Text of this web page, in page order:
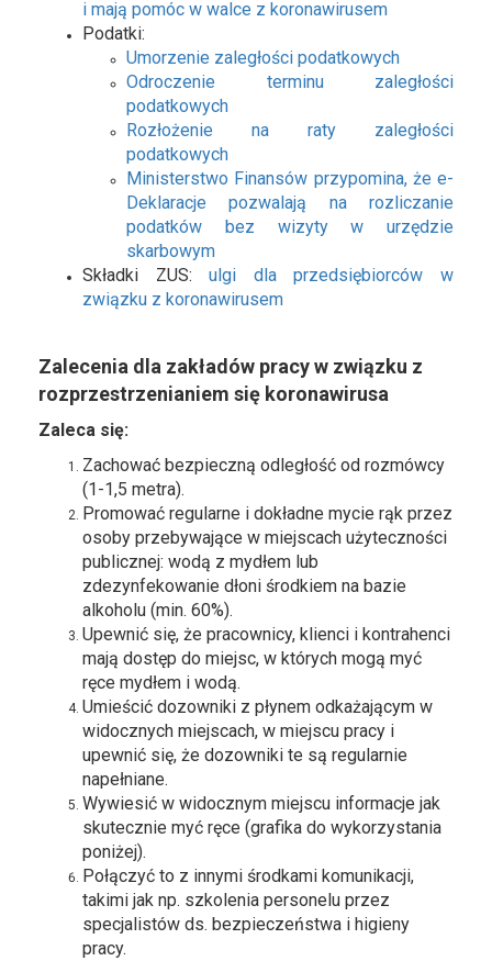
i mają pomóc w walce z koronawirusem
Podatki:
Umorzenie zaległości podatkowych
Odroczenie terminu zaległości
podatkowych
Rozłożenie na raty zaległości
podatkowych
Ministerstwo Finansów przypomina, że e-
Deklaracje pozwalają na rozliczanie
podatków bez wizyty w urzędzie
skarbowym
Składki ZUS:ulgi dla przedsiębiorców w
związku z koronawirusem
Zalecenia dla zakładów pracy w związku z
rozprzestrzenianiem się koronawirusa
Zaleca się:
Zachować bezpieczną odległość od rozmówcy
(1-1,5 metra).
Promować regularne i dokładne mycie rąk przez
osoby przebywające w miejscach użyteczności
publicznej: wodą z mydłem lub
zdezynfekowanie dłoni środkiem na bazie
alkoholu (min. 60%).
Upewnić się, że pracownicy, klienci i kontrahenci
mają dostęp do miejsc, w których mogą myć
ręce mydłem i wodą.
Umieścić dozowniki z płynem odkażającym w
widocznych miejscach, w miejscu pracy i
upewnić się, że dozowniki te są regularnie
napełniane.
Wywiesić w widocznym miejscu informacje jak
skutecznie myć ręce (grafika do wykorzystania
poniżej).
Połączyć to z innymi środkami komunikacji,
takimi jak np. szkolenia personelu przez
specjalistów ds. bezpieczeństwa i higieny
pracy.